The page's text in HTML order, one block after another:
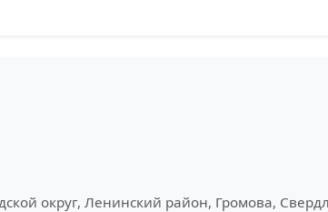
округ, Ленинский район, Громова,